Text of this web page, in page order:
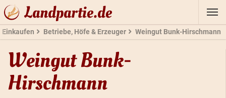
Landpartie.de
Einkaufen Betriebe, Höfe & Erzeuger Weingut Bunk-Hirschmann
Weingut Bunk-
Hirschmann